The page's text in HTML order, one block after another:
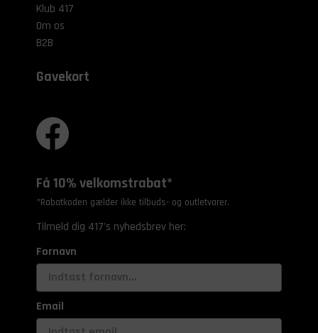
Klub 417
Om os
B2B
Gavekort
Få 10% velkomstrabat*
*Rabatkoden gælder ikke tilbuds- og outletvarer.
Tilmeld dig 417's nyhedsbrev her:
Fornavn
Email